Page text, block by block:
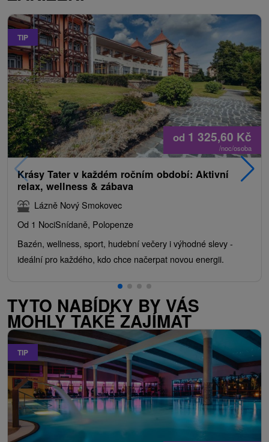
TIP
od 1 325,60 Kč
/noc/osoba
Krásy Tater v každém ročním období: Aktivní
relax, wellness & zábava
Lázně Nový Smokovec
Od 1 NociSnídaně, Polopenze
Bazén, wellness, sport, hudební večery i výhodné slevy -
ideální pro každého, kdo chce načerpat novou energii.
TYTO NABÍDKY BY VÁS
MOHLY TAKÉ ZAJÍMAT
TIP